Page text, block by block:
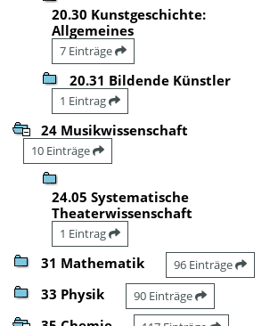
20.30 Kunstgeschichte:
Allgemeines
7 Einträge
20.31 Bildende Künstler
1 Eintrag
24 Musikwissenschaft
10 Einträge
24.05 Systematische
Theaterwissenschaft
1 Eintrag
31 Mathematik 96 Einträge
33 Physik 90 Einträge